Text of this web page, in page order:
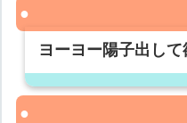
ヨーヨー陽子出し